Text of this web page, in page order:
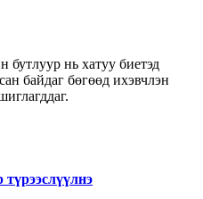
бутлуур нь хатуу биетэд
байдаг бөгөөд ихэвчлэн